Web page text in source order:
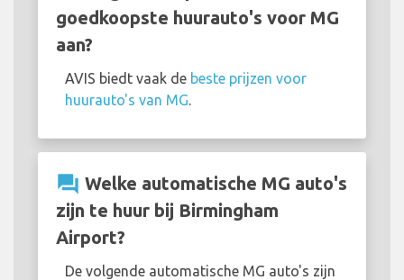
goedkoopste huurauto's voor MG
aan?
AVIS biedt vaak de beste prijzen voor
huurauto's van MG
question_answer Welke automatische MG auto's
zijn te huur bij Birmingham
Airport?
De volgende automatische MG auto's zijn